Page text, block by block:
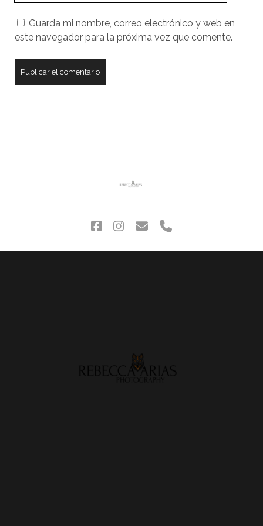
sitio
web
Guarda mi nombre, correo electrónico y web en
este navegador para la próxima vez que comente.
facebook
instagram
correophone